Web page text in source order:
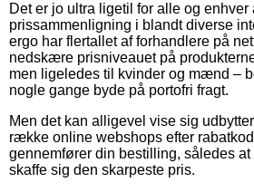
Det er jo ultra ligetil for alle og enhver
prissammenligning i blandt diverse
ergo har flertallet af forhandlere på
nedskære prisniveauet på
men ligeledes til kvinder og mænd –
nogle gange byde på portofri fragt.
Men det kan alligevel vise sig
række online webshops efter
gennemfører din bestilling, således at
skaffe sig den skarpeste pris.